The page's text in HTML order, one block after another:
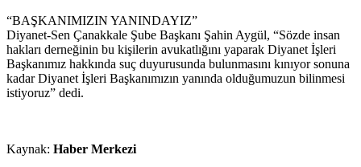
“BAŞKANIMIZIN YANINDAYIZ”
Diyanet-Sen Çanakkale Şube Başkanı Şahin Aygül, “Sözde insan
hakları derneğinin bu kişilerin avukatlığını yaparak Diyanet İşleri
Başkanımız hakkında suç duyurusunda bulunmasını kınıyor sonuna
kadar Diyanet İşleri Başkanımızın yanında olduğumuzun bilinmesi
istiyoruz” dedi.
Kaynak: Haber Merkezi